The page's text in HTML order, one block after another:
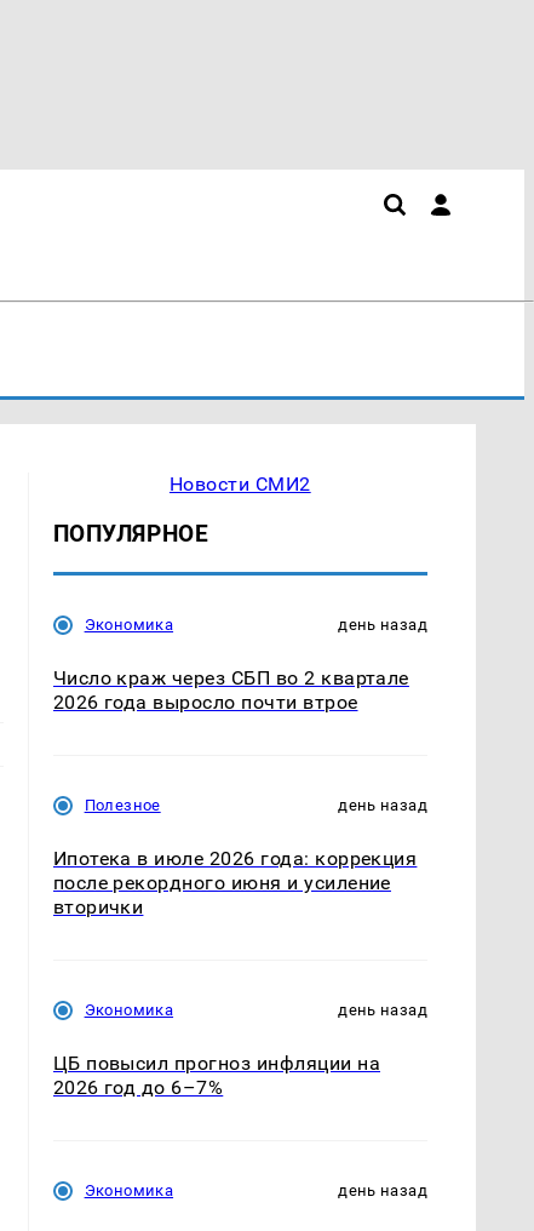
Новости СМИ2
ПОПУЛЯРНОЕ
Экономика день назад
Число краж через СБП во 2 квартале
2026 года выросло почти втрое
Полезное день назад
Ипотека в июле 2026 года: коррекция
после рекордного июня и усиление
вторички
Экономика день назад
ЦБ повысил прогноз инфляции на
2026 год до 6–7%
Экономика день назад